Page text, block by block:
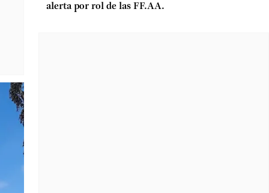
alerta por rol de las FF.AA.